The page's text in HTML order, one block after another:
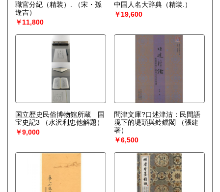
職官分紀（精装）.
（宋・孫
逢吉）
￥11,800
中国人名大辞典（精装.）
￥19,600
国立歴史民俗博物館所蔵 国
宝史記3
（水沢利忠他解題）
￥9,000
問津文庫?口述津沽：民間語
境下的堤頭與鈴鐺閣
（張建
著）
￥6,500